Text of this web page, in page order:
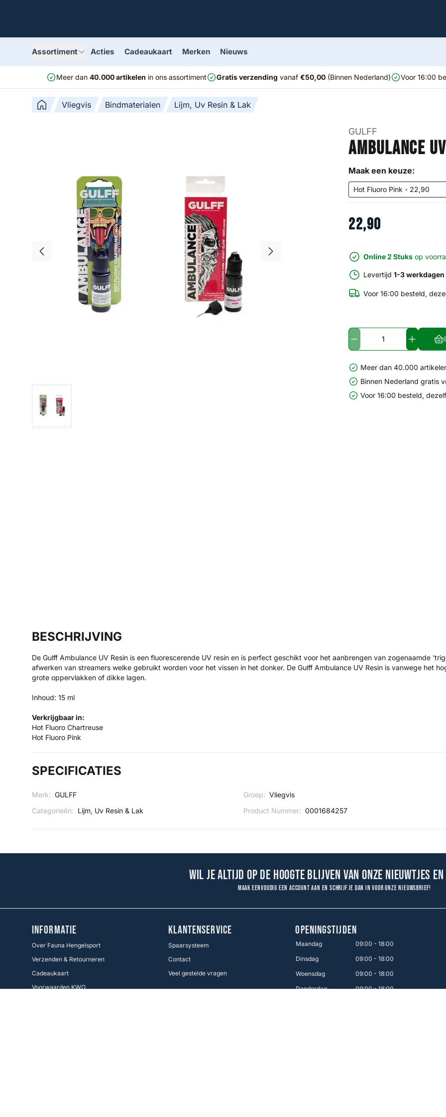
Assortiment Acties Cadeaukaart Merken Nieuws
Meer dan 40.000 artikelen in ons assortiment Gratis verzending vanaf €50,00(Binnen Nederland) Voor 16:00
Vliegvis Bindmaterialen Lijm, Uv Resin & Lak
GULFF
Ambulance
Maak een keuze:
22,90
Online 2 Stuks op
Levertijd 1-3 werkdagen
Voor 16:00 besteld,
Meer dan 40.000
Binnen Nederland gratis
Voor 16:00 besteld,
BESCHRIJVING
De Gulff Ambulance UV Resin is een fluorescerende UV resin en is perfect geschikt voor het aanbrengen van zogenaamde
afwerken van streamers welke gebruikt worden voor het vissen in het donker. De Gulff Ambulance UV Resin is vanwege het
grote oppervlakken of dikke lagen.
Inhoud: 15 ml
Verkrijgbaar in:
Hot Fluoro Chartreuse
Hot Fluoro Pink
SPECIFICATIES
Merk: GULFF Groep: Vliegvis
Categorieën: Lijm, Uv Resin & Lak Product Nummer: 0001684257
Wil je altijd op de hoogte blijven van onze nieuwtjes
Maak eenvoudig een account aan en schrijf je dan in voor onze nieuwsbrief!
INFORMATIE
Over Fauna Hengelsport
Verzenden & Retourneren
Cadeaukaart
Voorwaarden KWO
KLANTENSERVICE
Spaarsysteem
Contact
Veel gestelde vragen
OPENINGSTIJDEN
Maandag
09:00 - 18:00
Dinsdag
09:00 - 18:00
Woensdag
09:00 - 18:00
Donderdag
09:00 - 18:00